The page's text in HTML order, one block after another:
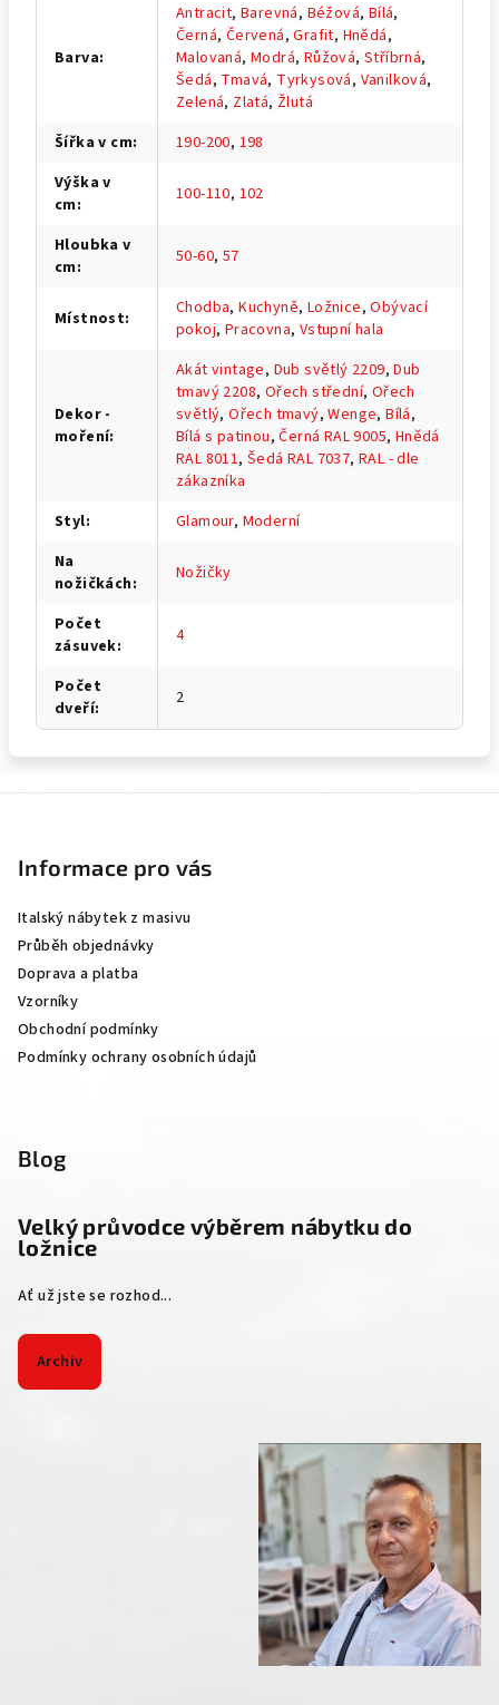
Barva:
Antracit,Barevná, Béžová, Bílá,
Černá, Červená,Grafit, Hnědá,
Malovaná,Modrá, Růžová,Stříbrná,
Šedá, Tmavá, Tyrkysová, Vanilková,
Zelená, Zlatá, Žlutá
Šířka v cm: 190-200, 198
Výška v
cm: 100-110, 102
Hloubka v
cm: 50-60, 57
Místnost: Chodba,Kuchyně, Ložnice,Obývací
pokoj, Pracovna, Vstupní hala
Dekor -
moření:
Akát vintage, Dub světlý 2209,Dub
tmavý 2208, Ořech střední, Ořech
světlý,Ořech tmavý,Wenge,Bílá,
Bílá s patinou,Černá RAL 9005, Hnědá
RAL 8011,Šedá RAL 7037,RAL - dle
zákazníka
Styl: Glamour, Moderní
Na
nožičkách: Nožičky
Počet
zásuvek: 4
Počet
dveří: 2
Informace pro vás
Italský nábytek z masivu
Průběh objednávky
Doprava a platba
Vzorníky
Obchodní podmínky
Podmínky ochrany osobních údajů
Blog
Velký průvodce výběrem nábytku do
ložnice
Ať už jste se rozhod...
Archiv